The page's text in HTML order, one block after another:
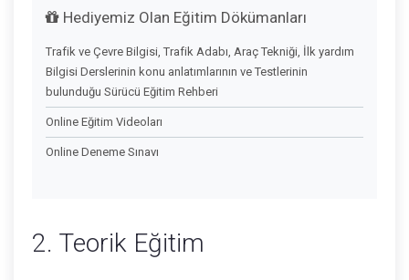
Hediyemiz Olan Eğitim Dökümanları
Trafik ve Çevre Bilgisi, Trafik Adabı, Araç Tekniği, İlk yardım
Bilgisi Derslerinin konu anlatımlarının ve Testlerinin
bulunduğu Sürücü Eğitim Rehberi
Online Eğitim Videoları
Online Deneme Sınavı
2. Teorik Eğitim